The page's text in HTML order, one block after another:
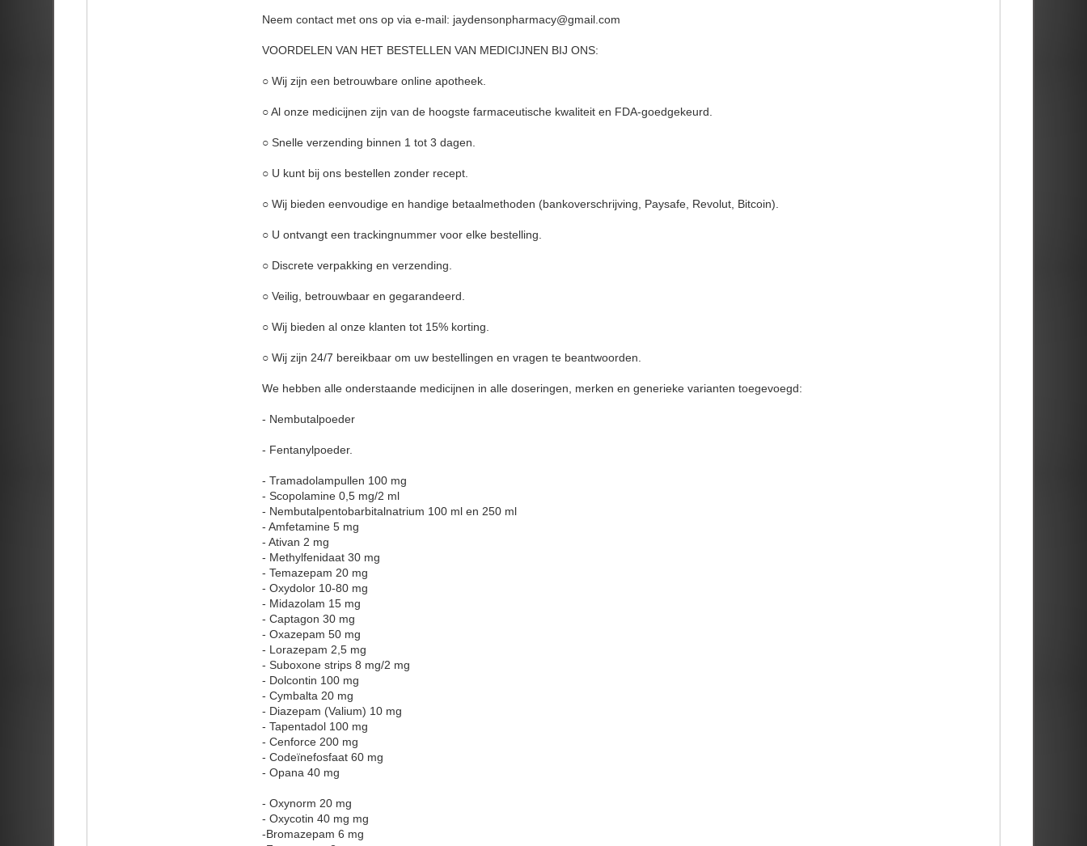
Neem contact met ons op via e-mail: jaydensonpharmacy@gmail.com
VOORDELEN VAN HET BESTELLEN VAN MEDICIJNEN BIJ ONS:
○ Wij zijn een betrouwbare online apotheek.
○ Al onze medicijnen zijn van de hoogste farmaceutische kwaliteit en FDA-goedgekeurd.
○ Snelle verzending binnen 1 tot 3 dagen.
○ U kunt bij ons bestellen zonder recept.
○ Wij bieden eenvoudige en handige betaalmethoden (bankoverschrijving, Paysafe, Revolut, Bitcoin).
○ U ontvangt een trackingnummer voor elke bestelling.
○ Discrete verpakking en verzending.
○ Veilig, betrouwbaar en gegarandeerd.
○ Wij bieden al onze klanten tot 15% korting.
○ Wij zijn 24/7 bereikbaar om uw bestellingen en vragen te beantwoorden.
We hebben alle onderstaande medicijnen in alle doseringen, merken en generieke varianten toegevoegd:
- Nembutalpoeder
- Fentanylpoeder.
- Tramadolampullen 100 mg
- Scopolamine 0,5 mg/2 ml
- Nembutalpentobarbitalnatrium 100 ml en 250 ml
- Amfetamine 5 mg
- Ativan 2 mg
- Methylfenidaat 30 mg
- Temazepam 20 mg
- Oxydolor 10-80 mg
- Midazolam 15 mg
- Captagon 30 mg
- Oxazepam 50 mg
- Lorazepam 2,5 mg
- Suboxone strips 8 mg/2 mg
- Dolcontin 100 mg
- Cymbalta 20 mg
- Diazepam (Valium) 10 mg
- Tapentadol 100 mg
- Cenforce 200 mg
- Codeïnefosfaat 60 mg
- Opana 40 mg
- Oxynorm 20 mg
- Oxycotin 40 mg mg
-Bromazepam 6 mg